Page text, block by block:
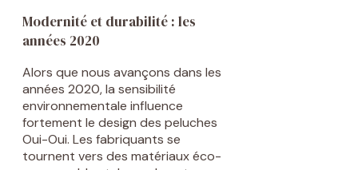
Modernité et durabilité : les
années 2020
Alors que nous avançons dans les
années 2020, la sensibilité
environnementale influence
fortement le design des peluches
Oui-Oui. Les fabriquants se
tournent vers des matériaux éco-